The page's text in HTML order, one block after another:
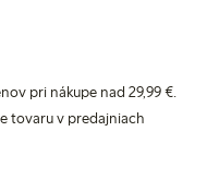
pri nákupe nad 29,99 €.
tovaru v predajniach